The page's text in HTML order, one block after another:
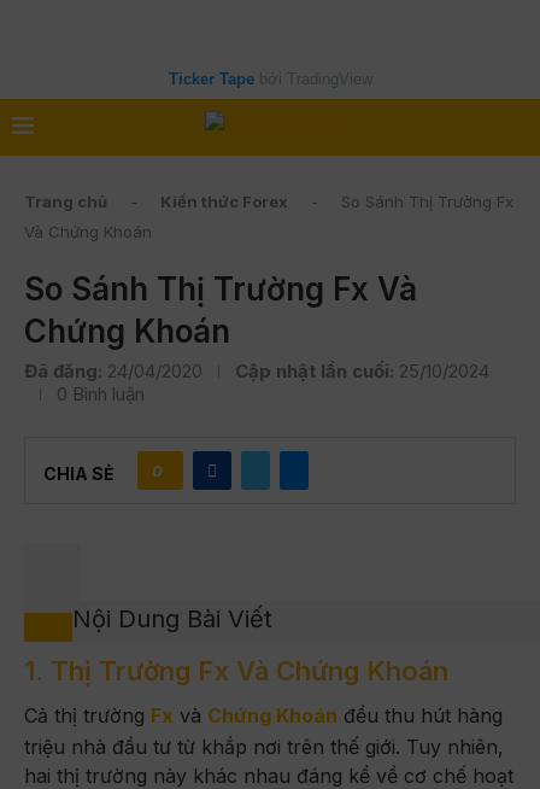
Ticker Tapebởi TradingView
Trang chủ - Kiến thức Forex -
So Sánh Thị Trường Fx
Và Chứng Khoán
So Sánh Thị Trường Fx Và
Chứng Khoán
Đã đăng: 24/04/2020 Cập nhật lần cuối: 25/10/2024
0 Bình luận
CHIA SẺ 0
Nội Dung Bài Viết
1. Thị Trường Fx Và Chứng Khoán
Cả thị trường Fx và Chứng Khoán đều thu hút hàng
triệu nhà đầu tư từ khắp nơi trên thế giới. Tuy nhiên,
hai thị trường này khác nhau đáng kể về cơ chế hoạt